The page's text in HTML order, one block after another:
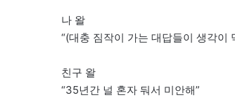
나 왈
“(대충 짐작이 가는 대답들이 생각이
친구 왈
“35년간 널 혼자 둬서 미안해”